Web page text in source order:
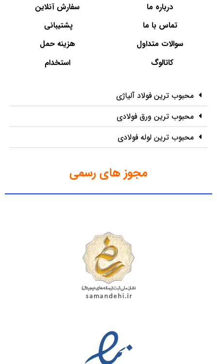
درباره ما
تماس با ما
سوالات متداول
کاتالوگ
سفارش آنلاین
پشتیبانی
هزینه حمل
استخدام
محبوب ترین فولاد آلیاژی
محبوب ترین ورق فولادی
محبوب ترین لوله فولادی
مجوز های رسمی